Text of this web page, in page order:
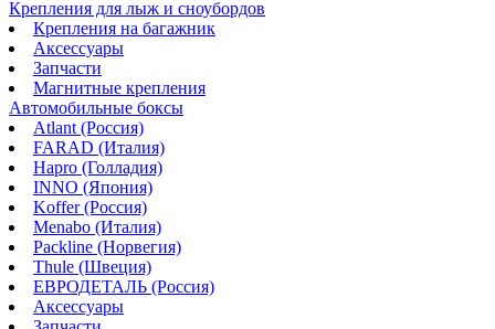
Крепления для лыж и сноубордов
Крепления на багажник
Аксессуары
Запчасти
Магнитные крепления
Автомобильные боксы
Atlant (Россия)
FARAD (Италия)
Hapro (Голладия)
INNO (Япония)
Koffer (Россия)
Menabo (Италия)
Packline (Норвегия)
Thule (Швеция)
ЕВРОДЕТАЛЬ (Россия)
Аксессуары